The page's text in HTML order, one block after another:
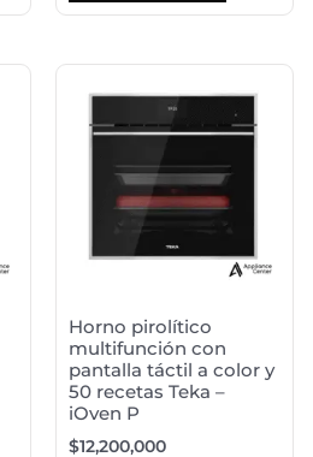
Horno pirolítico
multifunción con
pantalla táctil a color y
50 recetas Teka –
iOven P
$12,200,000